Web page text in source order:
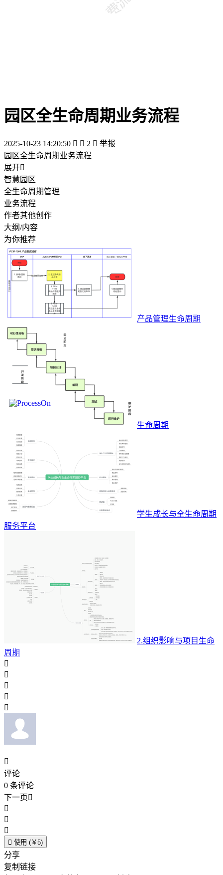
园区全生命周期业务流程
2025-10-23 14:20:50   2  举报
园区全生命周期业务流程
展开
智慧园区
全生命周期管理
业务流程
作者其他创作
大纲/内容
为你推荐
产品管理生命周期
生命周期
学生成长与全生命周期
服务平台
2.组织影响与项目生命
周期






评论
0 条评论
下一页



 使用 (￥5)
分享
复制链接